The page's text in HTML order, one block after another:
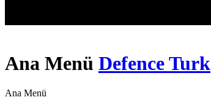
Ana Menü Defence Turk
Ana Menü